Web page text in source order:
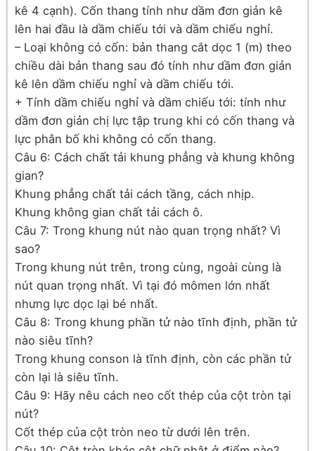
kê 4 cạnh). Cốn thang tính như dầm đơn giản kê
lên hai đầu là dầm chiếu tới và dầm chiếu nghỉ.
– Loại không có cốn: bản thang cắt dọc 1 (m) theo
chiều dài bản thang sau đó tính như dầm đơn giản
kê lên dầm chiếu nghỉ và dầm chiếu tới.
+ Tính dầm chiếu nghỉ và dầm chiếu tới: tính như
dầm đơn giản chị lực tập trung khi có cốn thang và
lực phân bố khi không có cốn thang.
Câu 6: Cách chất tải khung phẳng và khung không
gian?
Khung phẳng chất tải cách tầng, cách nhịp.
Khung không gian chất tải cách ô.
Câu 7: Trong khung nút nào quan trọng nhất? Vì
sao?
Trong khung nút trên, trong cùng, ngoài cùng là
nút quan trọng nhất. Vì tại đó mômen lớn nhất
nhưng lực dọc lại bé nhất.
Câu 8: Trong khung phần tử nào tĩnh định, phần tử
nào siêu tĩnh?
Trong khung conson là tĩnh định, còn các phần tử
còn lại là siêu tĩnh.
Câu 9: Hãy nêu cách neo cốt thép của cột tròn tại
nút?
Cốt thép của cột tròn neo từ dưới lên trên.